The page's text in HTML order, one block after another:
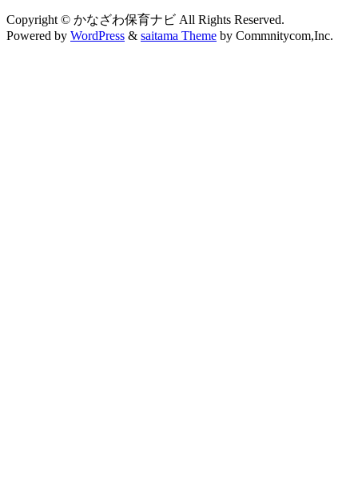
Copyright © かなざわ保育ナビ All Rights Reserved.
Powered by WordPress & saitama Theme by Commnitycom,Inc.